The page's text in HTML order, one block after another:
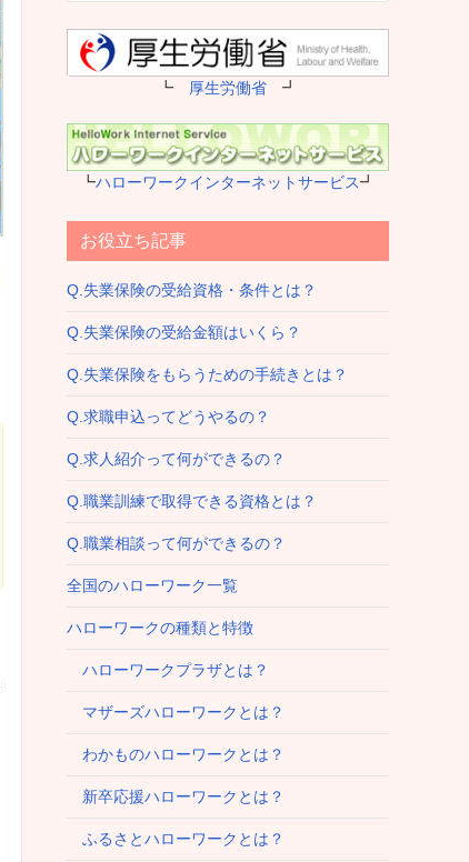
┗ 厚生労働省 ┛
┗ハローワークインターネットサービス┛
お役立ち記事
Q.失業保険の受給資格・条件とは？
Q.失業保険の受給金額はいくら？
Q.失業保険をもらうための手続きとは？
Q.求職申込ってどうやるの？
Q.求人紹介って何ができるの？
Q.職業訓練で取得できる資格とは？
Q.職業相談って何ができるの？
全国のハローワーク一覧
ハローワークの種類と特徴
ハローワークプラザとは？
マザーズハローワークとは？
わかものハローワークとは？
新卒応援ハローワークとは？
ふるさとハローワークとは？